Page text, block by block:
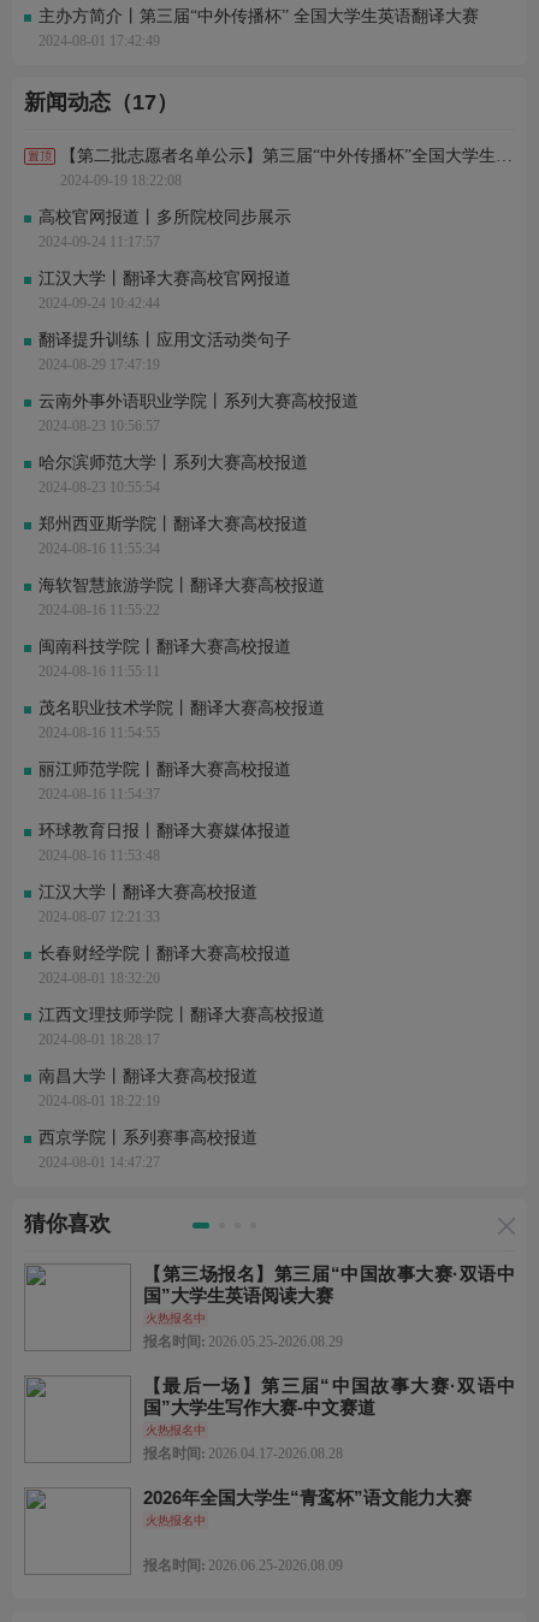
主办方简介丨第三届“中外传播杯” 全国大学生英语翻译大赛
2024-08-01 17:42:49
新闻动态（17）
【第二批志愿者名单公示】第三届“中外传播杯”全国大学生英语翻译大赛志愿者证书
2024-09-19 18:22:08
高校官网报道丨多所院校同步展示
2024-09-24 11:17:57
江汉大学丨翻译大赛高校官网报道
2024-09-24 10:42:44
翻译提升训练丨应用文活动类句子
2024-08-29 17:47:19
云南外事外语职业学院丨系列大赛高校报道
2024-08-23 10:56:57
哈尔滨师范大学丨系列大赛高校报道
2024-08-23 10:55:54
郑州西亚斯学院丨翻译大赛高校报道
2024-08-16 11:55:34
海软智慧旅游学院丨翻译大赛高校报道
2024-08-16 11:55:22
闽南科技学院丨翻译大赛高校报道
2024-08-16 11:55:11
茂名职业技术学院丨翻译大赛高校报道
2024-08-16 11:54:55
丽江师范学院丨翻译大赛高校报道
2024-08-16 11:54:37
环球教育日报丨翻译大赛媒体报道
2024-08-16 11:53:48
江汉大学丨翻译大赛高校报道
2024-08-07 12:21:33
长春财经学院丨翻译大赛高校报道
2024-08-01 18:32:20
江西文理技师学院丨翻译大赛高校报道
2024-08-01 18:28:17
南昌大学丨翻译大赛高校报道
2024-08-01 18:22:19
西京学院丨系列赛事高校报道
2024-08-01 14:47:27
猜你喜欢
【第三场报名】第三届“中国故事大赛·双语中
国”大学生英语阅读大赛
火热报名中
报名时间: 2026.05.25-2026.08.29
【最后一场】第三届“中国故事大赛·双语中
国”大学生写作大赛-中文赛道
火热报名中
报名时间: 2026.04.17-2026.08.28
2026年全国大学生“青鸾杯”语文能力大赛
火热报名中
报名时间: 2026.06.25-2026.08.09